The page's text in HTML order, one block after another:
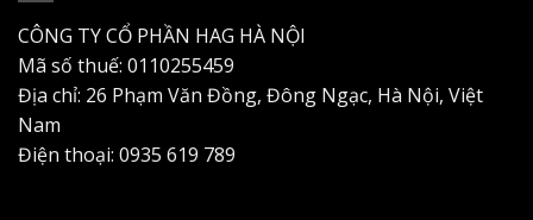
CÔNG TY CỔ PHẦN HAG HÀ NỘI
Mã số thuế: 0110255459
Địa chỉ: 26 Phạm Văn Đồng, Đông Ngạc, Hà Nội, Việt
Nam
Điện thoại: 0935 619 789